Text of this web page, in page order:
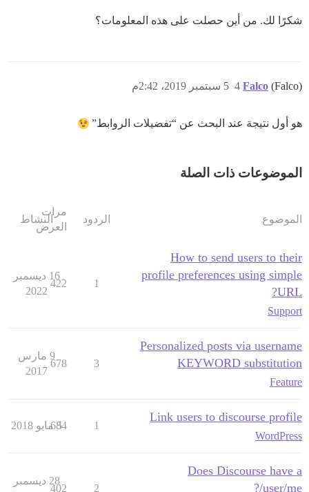
شكرًا لك. من أين حصلت على هذه المعلومات؟
Falco (Falco) 5 سبتمبر 2019، 2:42م 4
هو أول نتيجة عند البحث عن “تفضيلات الروابط”
الموضوعات ذات الصلة
الموضوع الردود
مرات
العرض
النشاط
How to send users to their
profile preferences using simple
URL?
Support
1
422
16 ديسمبر
2022
Personalized posts via username
KEYWORD substitution
Feature
3
678
9 مارس
2017
Link users to discourse profile
WordPress
1
684
5 مايو 2018
Does Discourse have a
/user/me?
2
402
28 ديسمبر